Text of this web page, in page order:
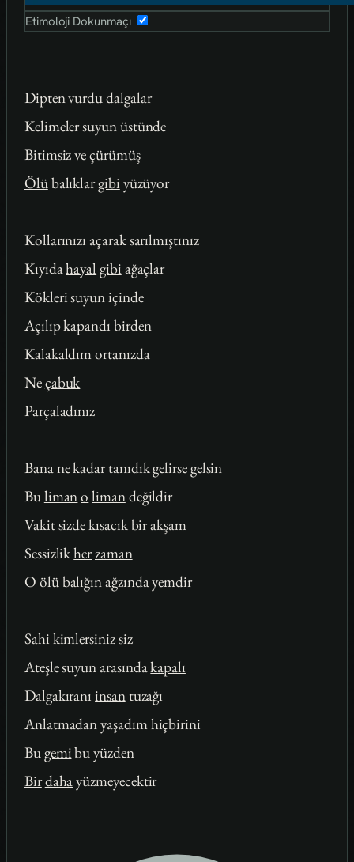
Etimoloji Dokunmaçı
Dipten vurdu dalgalar
Kelimeler suyun üstünde
Bitimsizveçürümüş
Ölübalıklargibi yüzüyor
Kollarınızı açarak sarılmıştınız
Kıyıdahayal gibi ağaçlar
Kökleri suyun içinde
Açılıp kapandı birden
Kalakaldım ortanızda
Neçabuk
Parçaladınız
Bana nekadartanıdık gelirse gelsin
Bulimano limandeğildir
Vakitsizde kısacıkbirakşam
Sessizlikherzaman
O ölübalığın ağzında yemdir
Sahi kimlersinizsiz
Ateşle suyun arasındakapalı
Dalgakıranıinsantuzağı
Anlatmadan yaşadım hiçbirini
Bugemibu yüzden
Birdahayüzmeyecektir